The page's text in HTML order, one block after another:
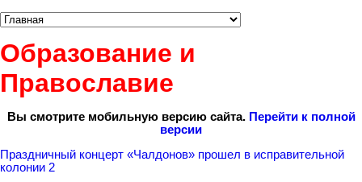
Образование и
Православие
Вы смотрите мобильную версию сайта. Перейти к полной
версии
Праздничный концерт «Чалдонов» прошел в исправительной
колонии 2